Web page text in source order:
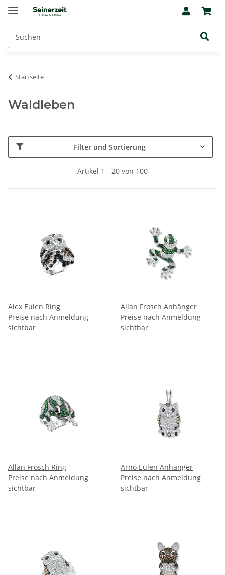
Startseite
Waldleben
Filter und Sortierung
Artikel 1 - 20 von 100
Alex Eulen Ring
Preise nach Anmeldung
sichtbar
Allan Frosch Anhänger
Preise nach Anmeldung
sichtbar
Allan Frosch Ring
Preise nach Anmeldung
sichtbar
Arno Eulen Anhänger
Preise nach Anmeldung
sichtbar